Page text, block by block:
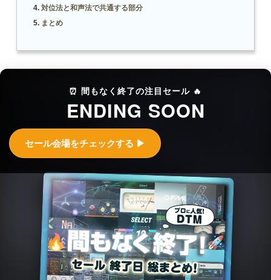
対位法と和声法で共通する部分
まとめ
⏰ 間もなく終了の注目セール 🔥
ENDING SOON
セール会場をチェックする ▶︎